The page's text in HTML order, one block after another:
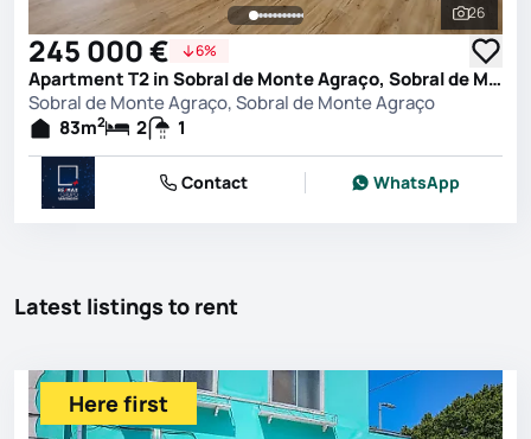
See all
26
245 000 € 6%
Apartment T2 in Sobral de Monte Agraço, Sobral de Monte Agraço
Sobral de Monte Agraço, Sobral de Monte Agraço
83m2 2 1
Contact WhatsApp
Latest listings to rent
Here first